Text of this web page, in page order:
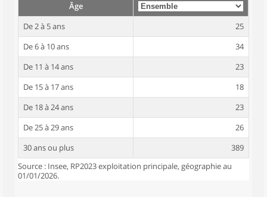
Âge
De 2 à 5 ans
25
De 6 à 10 ans
34
De 11 à 14 ans
23
De 15 à 17 ans
18
De 18 à 24 ans
23
De 25 à 29 ans
26
30 ans ou plus
389
Source : Insee, RP2023 exploitation principale, géographie au
01/01/2026.